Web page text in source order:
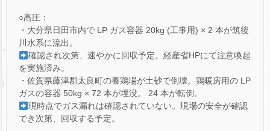
○高圧：
・大分県日田市内で LP ガス容器 20kg (工事用) × 2 本が筑後
川水系に流出。
確認され次第、速やかに回収予定。経産省HPにて注意喚起
を実施済み。
・佐賀県藤津郡太良町の養鶏場が土砂で倒壊。鶏暖房用の LP
ガスの容器 50kg × 72 本が埋没。 24 本が転倒。
現時点でガス漏れは確認されていない。現場の安全が確認
でき次第、回収する予定。